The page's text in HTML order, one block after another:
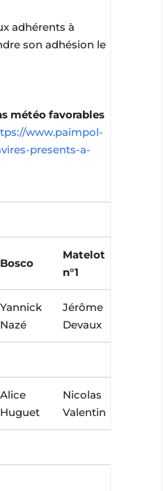
adhérents à
son adhésion le
météo favorables
www.paimpol-
presents-a-
Bosco
Matelot
n°1
Yannick
Nazé
Jérôme
Devaux
Alice
Huguet
Nicolas
Valentin